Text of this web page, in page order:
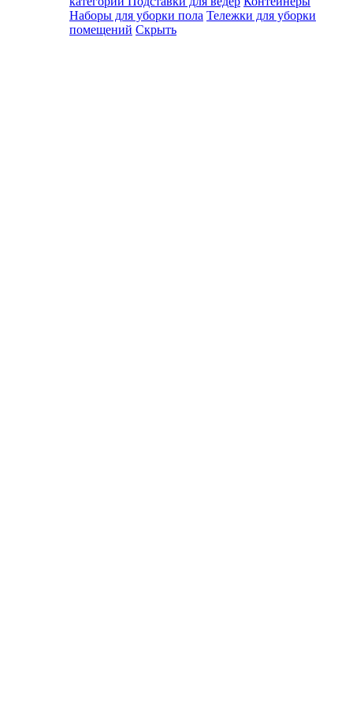
Наборы для уборки пола Тележки для уборки
помещений Скрыть